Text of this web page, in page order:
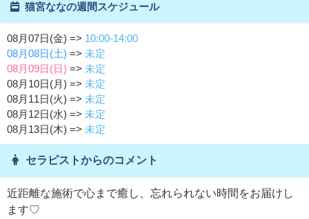
猫宮ななの週間スケジュール
08月07日(金) => 10:00-14:00
08月08日(土) => 未定
08月09日(日) => 未定
08月10日(月) => 未定
08月11日(火) => 未定
08月12日(水) => 未定
08月13日(木) => 未定
セラピストからのコメント
近距離な施術で心まで癒し、忘れられない時間をお届けし
ます♡